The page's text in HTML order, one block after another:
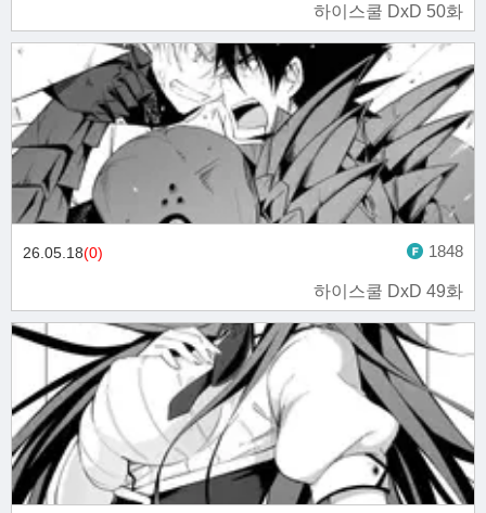
하이스쿨 DxD 50화
하이스쿨 DxD 49화
26.05.18(0) 1848